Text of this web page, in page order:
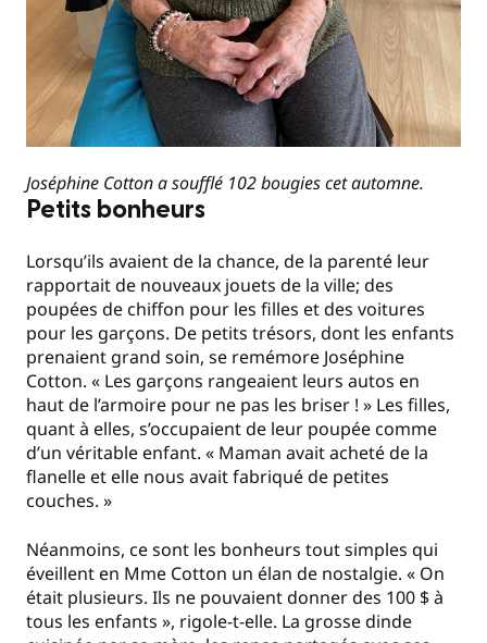
Joséphine Cotton a soufflé 102 bougies cet automne.
Petits bonheurs
Lorsqu’ils avaient de la chance, de la parenté leur
rapportait de nouveaux jouets de la ville; des
poupées de chiffon pour les filles et des voitures
pour les garçons. De petits trésors, dont les enfants
prenaient grand soin, se remémore Joséphine
Cotton. « Les garçons rangeaient leurs autos en
haut de l’armoire pour ne pas les briser ! » Les filles,
quant à elles, s’occupaient de leur poupée comme
d’un véritable enfant. « Maman avait acheté de la
flanelle et elle nous avait fabriqué de petites
couches. »
Néanmoins, ce sont les bonheurs tout simples qui
éveillent en Mme Cotton un élan de nostalgie. « On
était plusieurs. Ils ne pouvaient donner des 100 $ à
tous les enfants », rigole-t-elle. La grosse dinde